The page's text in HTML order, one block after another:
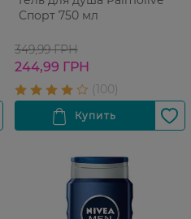
Спорт 750 мл
349,99 ГРН
244,99 ГРН